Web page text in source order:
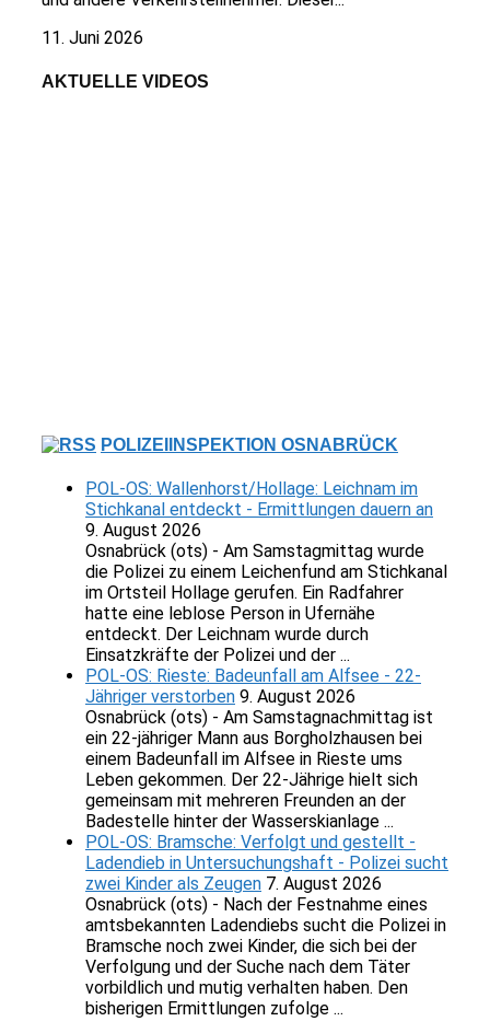
11. Juni 2026
AKTUELLE VIDEOS
POLIZEIINSPEKTION OSNABRÜCK
POL-OS: Wallenhorst/Hollage: Leichnam im
Stichkanal entdeckt - Ermittlungen dauern an
9. August 2026
Osnabrück (ots) - Am Samstagmittag wurde
die Polizei zu einem Leichenfund am Stichkanal
im Ortsteil Hollage gerufen. Ein Radfahrer
hatte eine leblose Person in Ufernähe
entdeckt. Der Leichnam wurde durch
Einsatzkräfte der Polizei und der ...
POL-OS: Rieste: Badeunfall am Alfsee - 22-
Jähriger verstorben 9. August 2026
Osnabrück (ots) - Am Samstagnachmittag ist
ein 22-jähriger Mann aus Borgholzhausen bei
einem Badeunfall im Alfsee in Rieste ums
Leben gekommen. Der 22-Jährige hielt sich
gemeinsam mit mehreren Freunden an der
Badestelle hinter der Wasserskianlage ...
POL-OS: Bramsche: Verfolgt und gestellt -
Ladendieb in Untersuchungshaft - Polizei sucht
zwei Kinder als Zeugen 7. August 2026
Osnabrück (ots) - Nach der Festnahme eines
amtsbekannten Ladendiebs sucht die Polizei in
Bramsche noch zwei Kinder, die sich bei der
Verfolgung und der Suche nach dem Täter
vorbildlich und mutig verhalten haben. Den
bisherigen Ermittlungen zufolge ...